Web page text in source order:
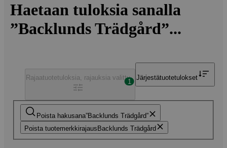
Haetaan tuloksia sanalla
”Backlunds Trädgård”...
Poista hakusana Backlunds Trädgård
Poista tuotemerkkirajaus Backlunds Trädgård
Rajaatuotetuloksia, rajauksia valittu
1
Järjestätuotetulokset